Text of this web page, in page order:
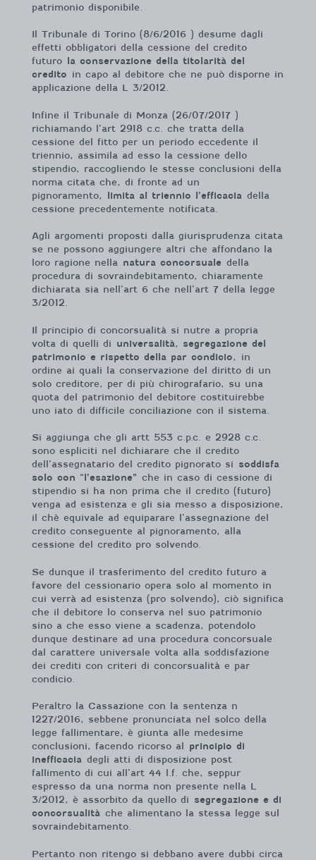
patrimonio disponibile.
Il Tribunale di Torino (8/6/2016 ) desume dagli
effetti obbligatori della cessione del credito
futuro
la conservazione della titolarità del
credito in capo al debitore che ne può disporne in
applicazione della L 3/2012.
Infine il Tribunale di Monza (26/07/2017 )
richiamando l’art 2918 c.c. che tratta della
cessione del fitto per un periodo eccedente il
triennio, assimila ad esso la cessione dello
stipendio, raccogliendo le stesse conclusioni della
norma citata che, di fronte ad un
pignoramento, limita al triennio l’efficacia della
cessione precedentemente notificata.
Agli argomenti proposti dalla giurisprudenza citata
se ne possono aggiungere altri che affondano la
loro ragione nella natura concorsuale della
procedura di sovraindebitamento, chiaramente
dichiarata sia nell’art 6 che nell’art 7 della legge
3/2012.
Il principio di concorsualità si nutre a propria
volta di quelli di universalità, segregazione del
patrimonio e rispetto della par condicio,
in
ordine ai quali la conservazione del diritto di un
solo creditore, per di più chirografario, su una
quota del patrimonio del debitore costituirebbe
uno iato di difficile conciliazione con il sistema.
Si aggiunga che gli artt 553 c.p.c. e 2928 c.c.
sono espliciti nel dichiarare che il credito
dell’assegnatario del credito pignorato si soddisfa
solo con “l’esazione” che in caso di cessione di
stipendio si ha non prima che il credito (futuro)
venga ad esistenza e gli sia messo a disposizione,
il chè equivale ad equiparare l’assegnazione del
credito conseguente al pignoramento, alla
cessione del credito pro solvendo.
Se dunque il trasferimento del credito futuro a
favore del cessionario opera solo al momento in
cui verrà ad esistenza (pro solvendo), ciò significa
che il debitore lo conserva nel suo patrimonio
sino a che esso viene a scadenza, potendolo
dunque destinare ad una procedura concorsuale
dal carattere universale volta alla soddisfazione
dei crediti con criteri di concorsualità e par
condicio.
Peraltro la Cassazione con la sentenza n
1227/2016, sebbene pronunciata nel solco della
legge fallimentare, è giunta alle medesime
conclusioni, facendo ricorso al principio di
inefficacia degli atti di disposizione post
fallimento di cui all’art 44 l.f. che, seppur
espresso da una norma non presente nella L
3/2012, è assorbito da quello di segregazione e di
concorsualità che alimentano la stessa legge sul
sovraindebitamento.
Pertanto non ritengo si debbano avere dubbi circa